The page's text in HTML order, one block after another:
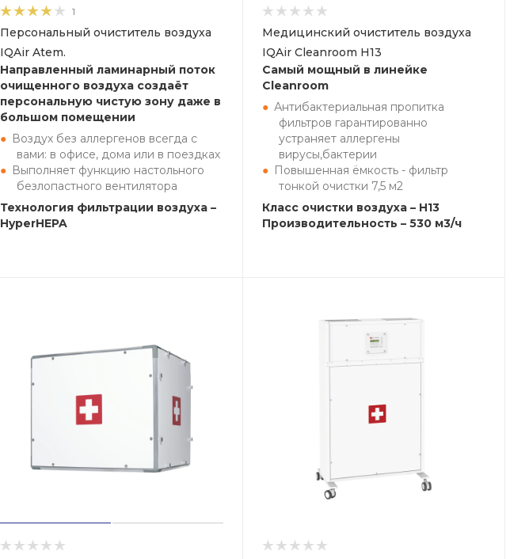
1
Персональный очиститель воздуха
IQAir Atem.
Направленный ламинарный поток
очищенного воздуха создаёт
персональную чистую зону даже в
большом помещении
Воздух без аллергенов всегда с
вами: в офисе, дома или в поездках
Выполняет функцию настольного
безлопастного вентилятора
Технология фильтрации воздуха –
HyperHEPA
Медицинский очиститель воздуха
IQAir Cleanroom H13
Самый мощный в линейке
Cleanroom
Антибактериальная пропитка
фильтров гарантированно
устраняет аллергены
вирусы,бактерии
Повышенная ёмкость - фильтр
тонкой очистки 7,5 м2
Класс очистки воздуха – H13
Производительность – 530 м3/ч